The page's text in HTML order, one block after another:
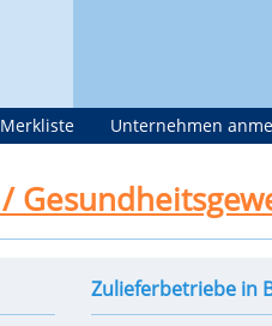
Merkliste Unternehmen
/
Zulieferbetriebe in